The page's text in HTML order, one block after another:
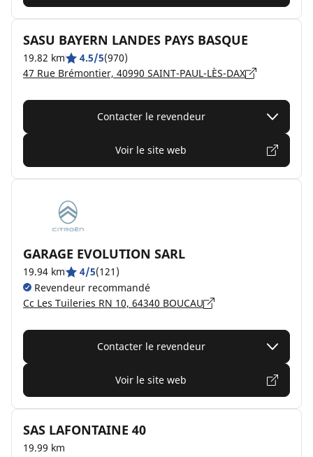
SASU BAYERN LANDES PAYS BASQUE
19.82 km 4.5/5(970)
47 Rue Brémontier, 40990 SAINT-PAUL-LÈS-DAX
Contacter le revendeur
Voir le site web
GARAGE EVOLUTION SARL
19.94 km 4/5(121)
Revendeur recommandé
Cc Les Tuileries RN 10, 64340 BOUCAU
Contacter le revendeur
Voir le site web
SAS LAFONTAINE 40
19.99 km